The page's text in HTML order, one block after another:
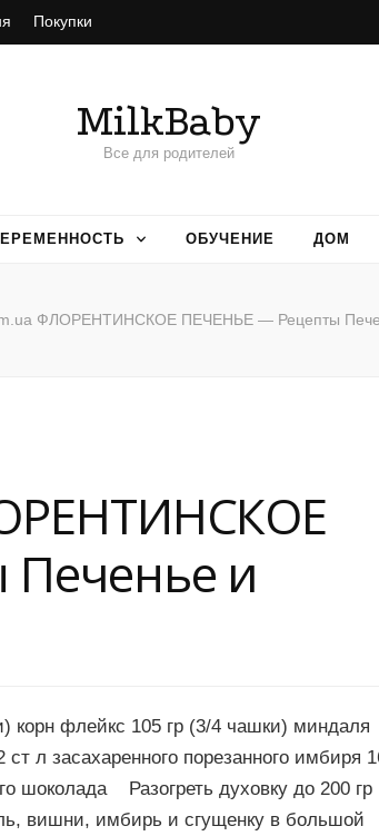
Покупки
MilkBaby
Все для родителей
ОБУЧЕНИЕ ДОМ
ФЛОРЕНТИНСКОЕ ПЕЧЕНЬЕ — Рецепты
и
корн флейкс 105 гр (3/4 чашки) миндаля
л засахаренного порезанного имбиря
шоколада Разогреть духовку до 200 гр
вишни, имбирь и сгущенку в большой